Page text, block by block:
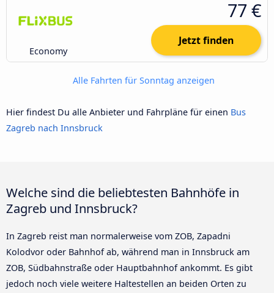
Economy
77 €
Jetzt finden
Alle Fahrten für Sonntag anzeigen
Hier findest Du alle Anbieter und Fahrpläne für einen Bus
Zagreb nach Innsbruck
Welche sind die beliebtesten Bahnhöfe in
Zagreb und Innsbruck?
In Zagreb reist man normalerweise vom ZOB, Zapadni
Kolodvor oder Bahnhof ab, während man in Innsbruck am
ZOB, Südbahnstraße oder Hauptbahnhof ankommt. Es gibt
jedoch noch viele weitere Haltestellen an beiden Orten zu